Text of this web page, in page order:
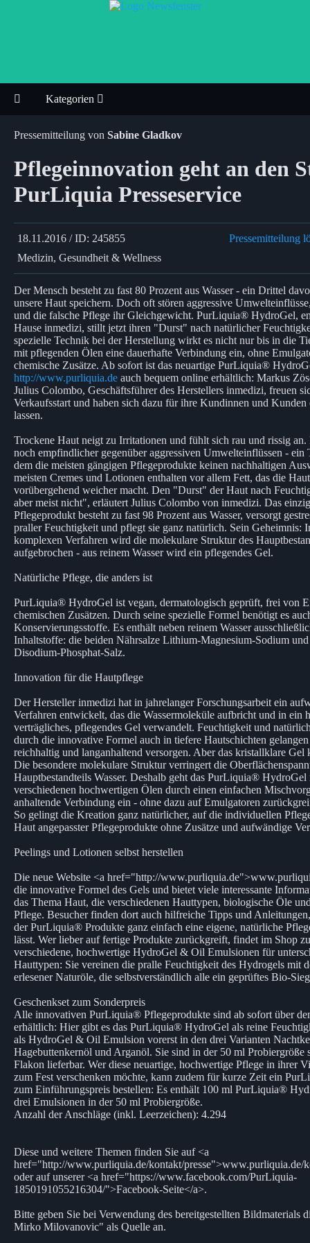
Kategorien
Pressemitteilung von Sabine Gladkov
Pflegeinnovation geht an den
PurLiquia Presseservice
18.11.2016 / ID: 245855
Pressemitteilung
Medizin, Gesundheit & Wellness
Der Mensch besteht zu fast 80 Prozent aus Wasser - ein Drittel
unsere Haut speichern. Doch oft stören aggressive
und die falsche Pflege ihr Gleichgewicht. PurLiquia® HydroGel,
Hause inmedizi, stillt jetzt ihren "Durst" nach natürlicher
spezielle Technik bei der Herstellung wirkt es nicht nur bis in die
mit pflegenden Ölen eine dauerhafte Verbindung ein, ohne
chemische Zusätze. Ab sofort ist das neuartige PurLiquia®
http://www.purliquia.de auch bequem online erhältlich: Markus
Julius Colombo, Geschäftsführer des Herstellers inmedizi, freuen
Verkaufsstart und haben sich dazu für ihre Kundinnen und Kunden
lassen.
Trockene Haut neigt zu Irritationen und fühlt sich rau und rissig an.
noch empfindlicher gegenüber aggressiven Umwelteinflüssen - ein
dem die meisten gängigen Pflegeprodukte keinen nachhaltigen
meisten Cremes und Lotionen enthalten vor allem Fett, das die
vorübergehend weicher macht. Den "Durst" der Haut nach
aber meist nicht", erläutert Julius Colombo von inmedizi. Das
Pflegeprodukt besteht zu fast 98 Prozent aus Wasser, versorgt
praller Feuchtigkeit und pflegt sie ganz natürlich. Sein Geheimnis:
komplexen Verfahren wird die molekulare Struktur des
aufgebrochen - aus reinem Wasser wird ein pflegendes Gel.
Natürliche Pflege, die anders ist
PurLiquia® HydroGel ist vegan, dermatologisch geprüft, frei von
chemischen Zusätzen. Durch seine spezielle Formel benötigt es
Konservierungsstoffe. Es enthält neben reinem Wasser
Inhaltstoffe: die beiden Nährsalze Lithium-Magnesium-Sodium
Disodium-Phosphat-Salz.
Innovation für die Hautpflege
Der Hersteller inmedizi hat in jahrelanger Forschungsarbeit ein
Verfahren entwickelt, das die Wassermoleküle aufbricht und in ein
verträgliches, pflegendes Gel verwandelt. Feuchtigkeit und
durch die innovative Formel auch in tiefere Hautschichten
reichhaltig und langanhaltend versorgen. Aber das kristallklare Gel
Die besondere molekulare Struktur verringert die
Hauptbestandteils Wasser. Deshalb geht das PurLiquia® HydroGel
verschiedenen hochwertigen Ölen durch einen einfachen
anhaltende Verbindung ein - ohne dazu auf Emulgatoren
So gelingt die Kreation ganz natürlicher, auf die individuellen
Haut angepasster Pflegeprodukte ohne Zusätze und aufwändige
Peelings und Lotionen selbst herstellen
Die neue Website <a href="http://
die innovative Formel des Gels und bietet viele interessante
das Thema Haut, die verschiedenen Hauttypen, biologische Öle
Pflege. Besucher finden dort auch hilfreiche Tipps und
der PurLiquia® Produkte ganz einfach eine eigene, natürliche
lässt. Wer lieber auf fertige Produkte zurückgreift, findet im Shop
verschiedene, hochwertige HydroGel & Oil Emulsionen für
Hauttypen: Sie vereinen die pralle Feuchtigkeit des Hydrogels mit
erlesener Naturöle, die selbstverständlich alle ein geprüftes Bio-
Geschenkset zum Sonderpreis
Alle innovativen PurLiquia® Pflegeprodukte sind ab sofort über
erhältlich: Hier gibt es das PurLiquia® HydroGel als reine
als HydroGel & Oil Emulsion vorerst in den drei Varianten
Hagebuttenkernöl und Arganöl. Sie sind in der 50 ml Probiergröße
Flakon lieferbar. Wer diese neuartige, hochwertige Pflege in ihrer
zum Fest verschenken möchte, kann zudem für kurze Zeit ein
zum Einführungspreis bestellen: Es enthält 100 ml PurLiquia®
drei Emulsionen in der 50 ml Probiergröße.
Anzahl der Anschläge (inkl. Leerzeichen): 4.294
Diese und weitere Themen finden Sie auf <a
href="http://www.purliquia.de/kontakt/presse">www.purliquia.de/
oder auf unserer <a href="https://www.facebook.com/PurLiquia-
1850191055216304/">Facebook-Seite</a>.
Bitte geben Sie bei Verwendung des bereitgestellten Bildmaterials
Mirko Milovanovic" als Quelle an.